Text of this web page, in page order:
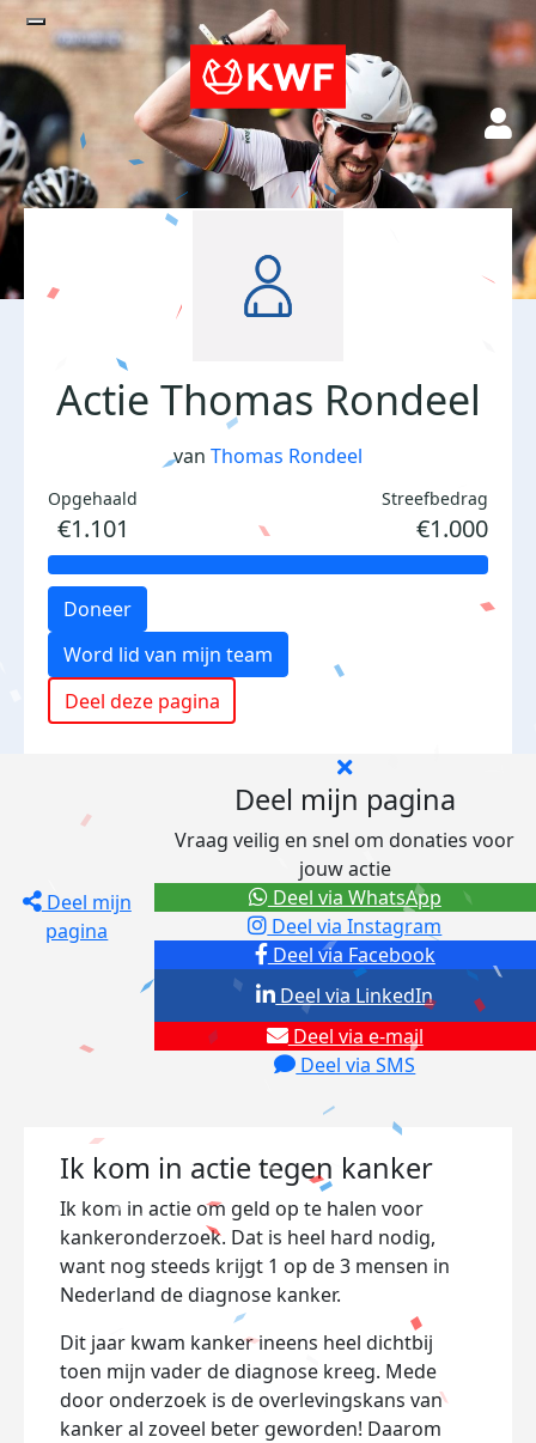
Actie Thomas Rondeel
van Thomas Rondeel
Opgehaald
€1.101
Streefbedrag
€1.000
Doneer
Word lid van mijn team
Deel deze pagina
Deel mijn
pagina
Deel mijn pagina
Vraag veilig en snel om donaties voor
jouw actie
Deel via Facebook
Deel via Instagram
Deel via e-mail
Deel via SMS
Deel via LinkedIn
Deel via WhatsApp
Ik kom in actie tegen kanker
Ik kom in actie om geld op te halen voor
kankeronderzoek. Dat is heel hard nodig,
want nog steeds krijgt 1 op de 3 mensen in
Nederland de diagnose kanker.
Dit jaar kwam kanker ineens heel dichtbij
toen mijn vader de diagnose kreeg. Mede
door onderzoek is de overlevingskans van
kanker al zoveel beter geworden! Daarom